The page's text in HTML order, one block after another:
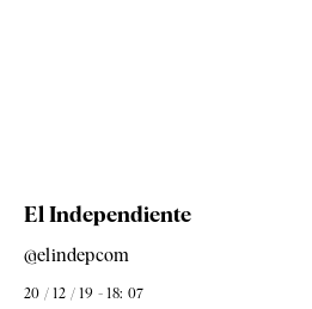
El Independiente
@elindepcom
20 / 12 / 19 - 18: 07